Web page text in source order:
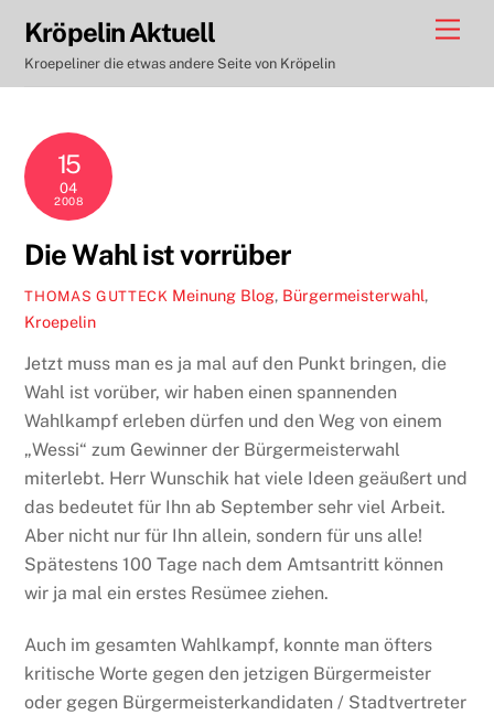
content
Kröpelin Aktuell
Kroepeliner die etwas andere Seite von Kröpelin
15
04
2008
Die Wahl ist vorrüber
THOMAS GUTTECK Meinung Blog, Bürgermeisterwahl,
Kroepelin
Jetzt muss man es ja mal auf den Punkt bringen, die
Wahl ist vorüber, wir haben einen spannenden
Wahlkampf erleben dürfen und den Weg von einem
„Wessi“ zum Gewinner der Bürgermeisterwahl
miterlebt. Herr Wunschik hat viele Ideen geäußert und
das bedeutet für Ihn ab September sehr viel Arbeit.
Aber nicht nur für Ihn allein, sondern für uns alle!
Spätestens 100 Tage nach dem Amtsantritt können
wir ja mal ein erstes Resümee ziehen.
Auch im gesamten Wahlkampf, konnte man öfters
kritische Worte gegen den jetzigen Bürgermeister
oder gegen Bürgermeisterkandidaten / Stadtvertreter